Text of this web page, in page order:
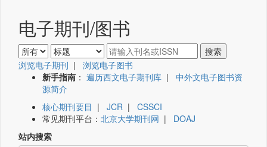
电子期刊/图书
浏览电子期刊 | 浏览电子图书
新手指南 ： 遍历西文电子期刊库 | 中外文电子图书资
源简介
核心期刊要目 | JCR | CSSCI
常见期刊平台： 北京大学期刊网 | DOAJ
站内搜索